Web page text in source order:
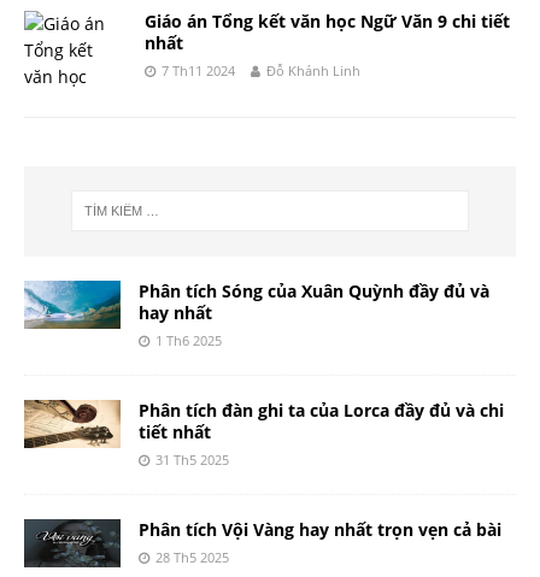
Giáo án Tổng kết văn học Ngữ Văn 9 chi tiết
nhất
7 Th11 2024 Đỗ Khánh Linh
Phân tích Sóng của Xuân Quỳnh đầy đủ và
hay nhất
1 Th6 2025
Phân tích đàn ghi ta của Lorca đầy đủ và chi
tiết nhất
31 Th5 2025
Phân tích Vội Vàng hay nhất trọn vẹn cả bài
28 Th5 2025